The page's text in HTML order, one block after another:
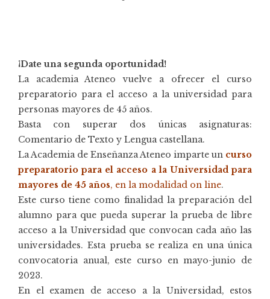
¡Date una segunda oportunidad!
La academia Ateneo vuelve a ofrecer el curso
preparatorio para el acceso a la universidad para
personas mayores de 45 años.
Basta con superar dos únicas asignaturas:
Comentario de Texto y Lengua castellana.
La Academia de Enseñanza Ateneo imparte un curso
preparatorio para el acceso a la Universidad para
mayores de 45 años, en la modalidad on line.
Este curso tiene como finalidad la preparación del
alumno para que pueda superar la prueba de libre
acceso a la Universidad que convocan cada año las
universidades. Esta prueba se realiza en una única
convocatoria anual, este curso en mayo-junio de
2023.
En el examen de acceso a la Universidad, estos